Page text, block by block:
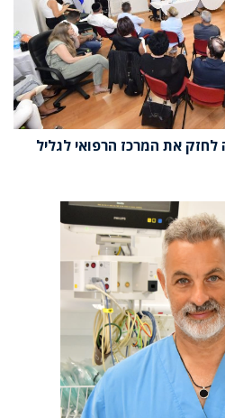
לחזק את המרכז הרפואי לגליל